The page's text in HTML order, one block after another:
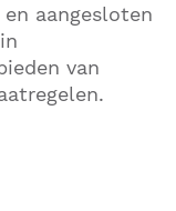
aangesloten
van